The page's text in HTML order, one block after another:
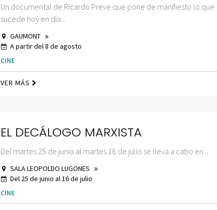
Un documental de Ricardo Preve que pone de manifiesto lo que
sucede hoy en día...
GAUMONT
A partir del 8 de agosto
CINE
VER MÁS
EL DECÁLOGO MARXISTA
Del martes 25 de junio al martes 16 de julio se lleva a cabo en...
SALA LEOPOLDO LUGONES
Del 25 de junio al 16 de julio
CINE